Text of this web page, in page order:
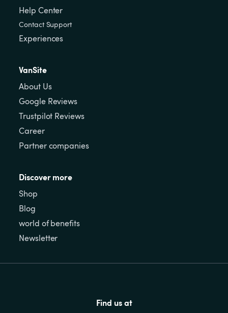
Help Center
Contact Support
Experiences
VanSite
About Us
Google Reviews
Trustpilot Reviews
Career
Partner companies
Discover more
Shop
Blog
world of benefits
Newsletter
Find us at